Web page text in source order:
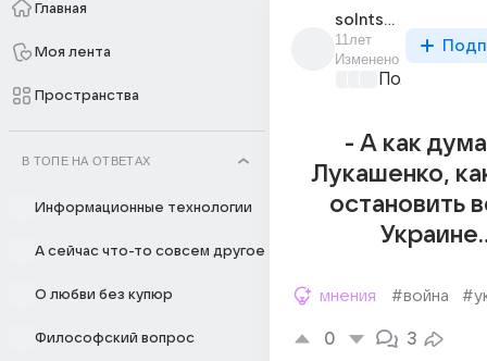
Главная
Моя лента
Пространства
В ТОПЕ НА ОТВЕТАХ
Информационные технологии
А сейчас что-то совсем другое
О любви без купюр
Философский вопрос
solntse_717
11лет
Изменено
- А как
Лукашенко,
остановить
мнения #война
0 3